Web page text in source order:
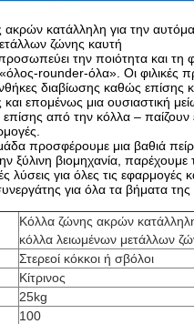
κατάλληλη για την
ζώνης καυτή
την ποιότητα και τη
rounder-όλα». Οι φιλικές
διαβίωσης καθώς επίσης
και επομένως μια ουσιαστική
από την κόλλα – παίζουν
προσφέρουμε μια βαθιά
ξύλινη βιομηχανία, παρέχουμε
λύσεις για όλες τις εφαρμογές
για όλα τα βήματα
Κόλλα ζώνης ακρών
κόλλα λειωμένων μετάλλων
Στερεοί κόκκοι ή σβόλοι
Κίτρινος
25kg
100